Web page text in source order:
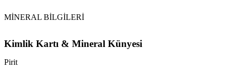
MİNERAL BİLGİLERİ
Kimlik Kartı & Mineral Künyesi
Pirit